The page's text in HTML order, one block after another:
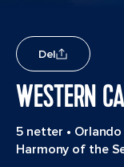
Del
WESTERN
5 netter •
Harmony of the